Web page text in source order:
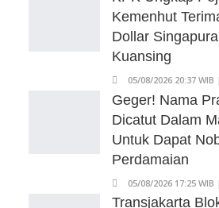
Kemenhut
Dollar
Kuansing
05/08/2026 20:37
Geger! Nama
Dicatut Dalam
Untuk Dapat
Perdamaian
05/08/2026 17:25
Transjakarta